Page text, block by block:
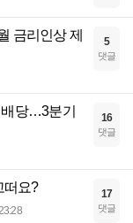
금리인상 제
5
댓글
당…3분기
16
댓글
떠요? 17
댓글